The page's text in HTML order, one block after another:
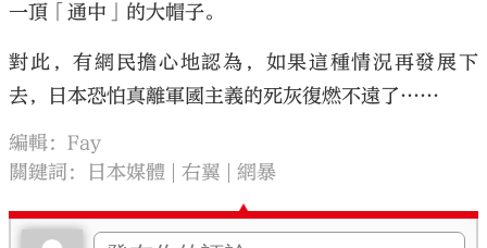
一頂「通中」的大帽子。
對此，有網民擔心地認為，如果這種情況再發展下
去，日本恐怕真離軍國主義的死灰復燃不遠了……
編輯：Fay
關鍵詞：
日本媒體 右翼 網暴